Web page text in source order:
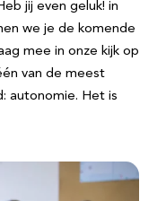
jij even geluk! in
we je de komende
mee in onze kijk op
van de meest
autonomie. Het is